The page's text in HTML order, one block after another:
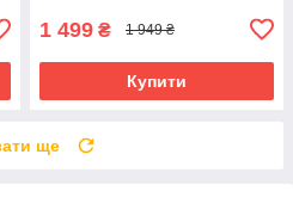
1 499 ₴ 1 949 ₴
Купити
ще